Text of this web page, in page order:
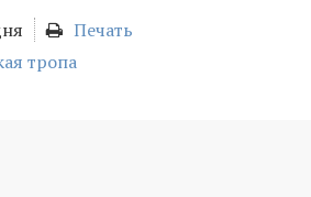
Печать
тропа